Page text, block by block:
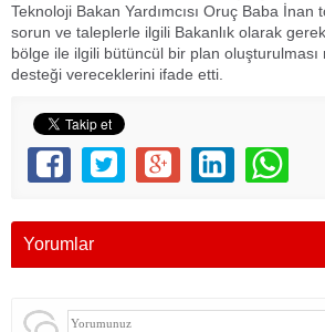
Teknoloji Bakan Yardımcısı Oruç Baba İnan
sorun ve taleplerle ilgili Bakanlık olarak
bölge ile ilgili bütüncül bir plan oluşturulması
desteği vereceklerini ifade etti.
Yorumlar